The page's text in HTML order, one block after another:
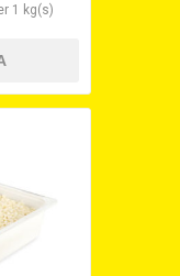
1 kg(s)